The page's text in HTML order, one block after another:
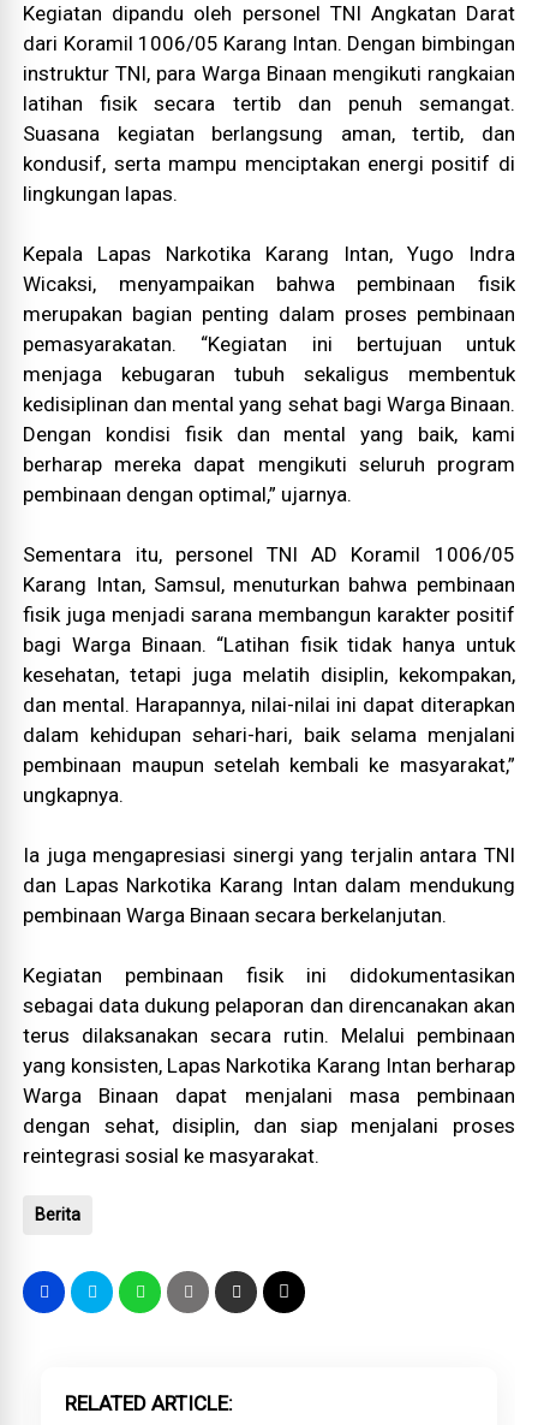
Kegiatan dipandu oleh personel TNI Angkatan Darat
dari Koramil 1006/05 Karang Intan. Dengan bimbingan
instruktur TNI, para Warga Binaan mengikuti rangkaian
latihan fisik secara tertib dan penuh semangat.
Suasana kegiatan berlangsung aman, tertib, dan
kondusif, serta mampu menciptakan energi positif di
lingkungan lapas.
Kepala Lapas Narkotika Karang Intan, Yugo Indra
Wicaksi, menyampaikan bahwa pembinaan fisik
merupakan bagian penting dalam proses pembinaan
pemasyarakatan. “Kegiatan ini bertujuan untuk
menjaga kebugaran tubuh sekaligus membentuk
kedisiplinan dan mental yang sehat bagi Warga Binaan.
Dengan kondisi fisik dan mental yang baik, kami
berharap mereka dapat mengikuti seluruh program
pembinaan dengan optimal,” ujarnya.
Sementara itu, personel TNI AD Koramil 1006/05
Karang Intan, Samsul, menuturkan bahwa pembinaan
fisik juga menjadi sarana membangun karakter positif
bagi Warga Binaan. “Latihan fisik tidak hanya untuk
kesehatan, tetapi juga melatih disiplin, kekompakan,
dan mental. Harapannya, nilai-nilai ini dapat diterapkan
dalam kehidupan sehari-hari, baik selama menjalani
pembinaan maupun setelah kembali ke masyarakat,”
ungkapnya.
Ia juga mengapresiasi sinergi yang terjalin antara TNI
dan Lapas Narkotika Karang Intan dalam mendukung
pembinaan Warga Binaan secara berkelanjutan.
Kegiatan pembinaan fisik ini didokumentasikan
sebagai data dukung pelaporan dan direncanakan akan
terus dilaksanakan secara rutin. Melalui pembinaan
yang konsisten, Lapas Narkotika Karang Intan berharap
Warga Binaan dapat menjalani masa pembinaan
dengan sehat, disiplin, dan siap menjalani proses
reintegrasi sosial ke masyarakat.
Berita
RELATED ARTICLE